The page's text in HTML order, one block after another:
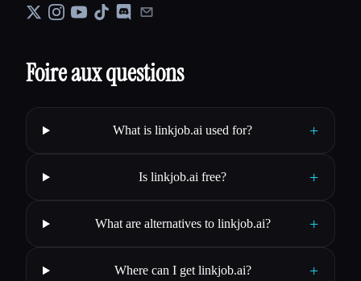
Foire aux questions
What is linkjob.ai used for? +
Is linkjob.ai free? +
What are alternatives to linkjob.ai? +
Where can I get linkjob.ai? +